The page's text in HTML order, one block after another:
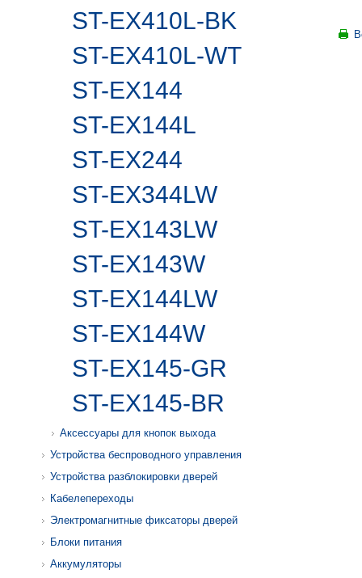
ST-EX410L-BK
ST-EX410L-WT
ST-EX144
ST-EX144L
ST-EX244
ST-EX344LW
ST-EX143LW
ST-EX143W
ST-EX144LW
ST-EX144W
ST-EX145-GR
ST-EX145-BR
Аксессуары для кнопок выхода
Устройства беспроводного управления
Устройства разблокировки дверей
Кабелепереходы
Электромагнитные фиксаторы дверей
Блоки питания
Аккумуляторы